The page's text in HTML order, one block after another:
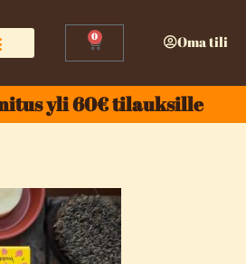
0 Oma tili
yli 60€ tilauksille